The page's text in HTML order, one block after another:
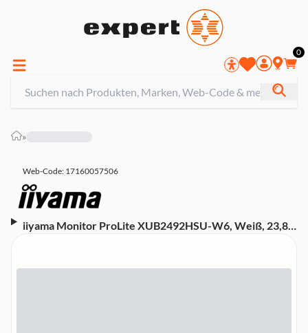
0
»
Web-Code: 17160057506
iiyama Monitor ProLite XUB2492HSU-W6, Weiß, 23,8
AMD FreeSync)